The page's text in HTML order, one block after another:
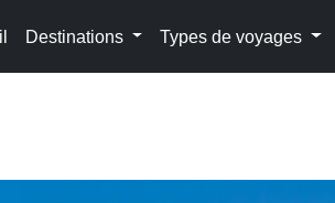
Destinations Types de voyages